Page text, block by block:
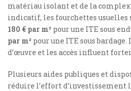
matériau isolant et de la
indicatif, les fourchettes usuelles
180 € par m² pour une ITE sous
par m² pour une ITE sous
d’œuvre et les accès influent
Plusieurs aides publiques et
réduire l’effort d’investissement